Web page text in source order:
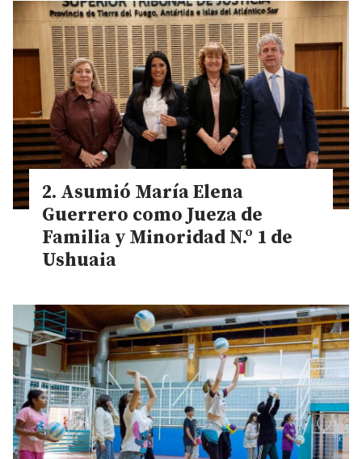
Asumió María Elena
Guerrero como Jueza de
Familia y Minoridad N.º 1 de
Ushuaia